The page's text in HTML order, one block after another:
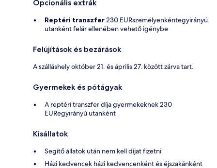
Opcionális extrák
Reptéri transzfer230 EURszemélyenkéntegyirányú
utanként felár ellenében vehető igénybe
Felújítások és bezárások
A szálláshely október 21. és április 27. között zárva tart.
Gyermekek és pótágyak
A reptéri transzfer díja gyermekeknek 230
EURegyirányú utanként
Kisállatok
Segítő állatok után nem kell díjat fizetni
Házi kedvencek házi kedvencenként és éjszakánként